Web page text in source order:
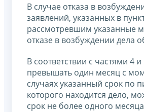
В случае отказа в
заявлений, указанных в
рассмотревшим указанные
отказе в возбуждении дела
В соответствии с частями 4 и
превышать один месяц с
случаях указанный срок по
которого находится дело,
срок не более одного